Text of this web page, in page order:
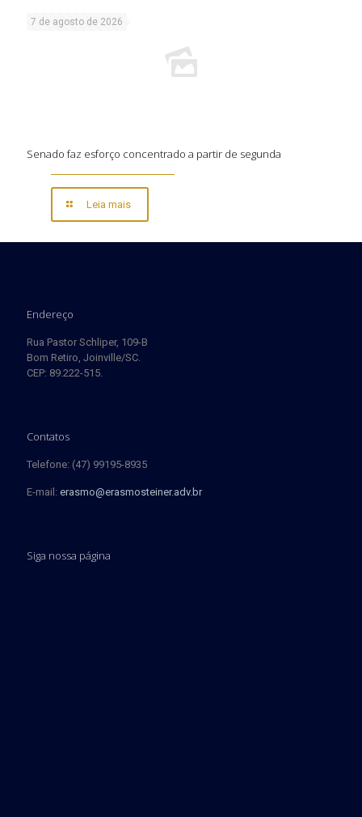
7 de agosto de 2026
Senado faz esforço concentrado a partir de segunda
Leia mais
Endereço
Rua Pastor Schliper, 109-B
Bom Retiro, Joinville/SC.
CEP: 89.222-515.
Contatos
Telefone: (47) 99195-8935
E-mail: erasmo@erasmosteiner.adv.br
Siga nossa página